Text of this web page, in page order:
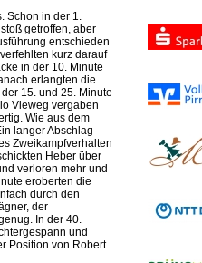
Schon in der 1.
getroffen, aber
entschieden
kurz darauf
in der 10. Minute
erlangten die
15. und 25. Minute
Vieweg vergaben
Wie aus dem
langer Abschlag
Zweikampfverhalten
Heber über
verloren mehr und
eroberten die
durch den
der
In der 40.
und
Position von Robert